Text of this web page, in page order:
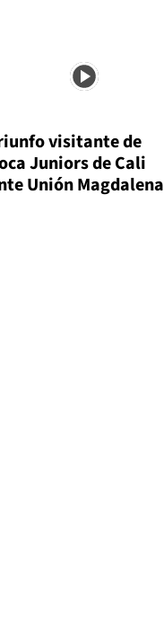
visitante de
Juniors de Cali
Unión Magdalena